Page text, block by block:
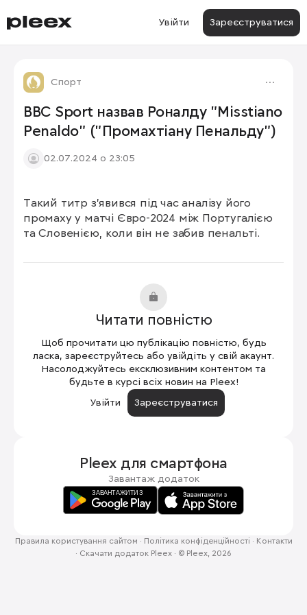
Увійти Зареєструватися
Спорт
BBC Sport назвав Роналду "Misstiano
Penaldo" ("Промахтіану Пенальду")
02.07.2024 о 23:05
Такий титр з'явився під час аналізу його
промаху у матчі Євро-2024 між Португалією
та Словенією, коли він не забив пенальті.
Читати повністю
Щоб прочитати цю публікацію повністю, будь
ласка, зареєструйтесь або увійдіть у свій акаунт.
Насолоджуйтесь ексклюзивним контентом та
будьте в курсі всіх новин на Pleex!
Увійти
Зареєструватися
Pleex для смартфона
Завантаж додаток
Правила користування сайтом · Політика конфіденційності · Контакти
· Скачати додаток Pleex · © Pleex, 2026